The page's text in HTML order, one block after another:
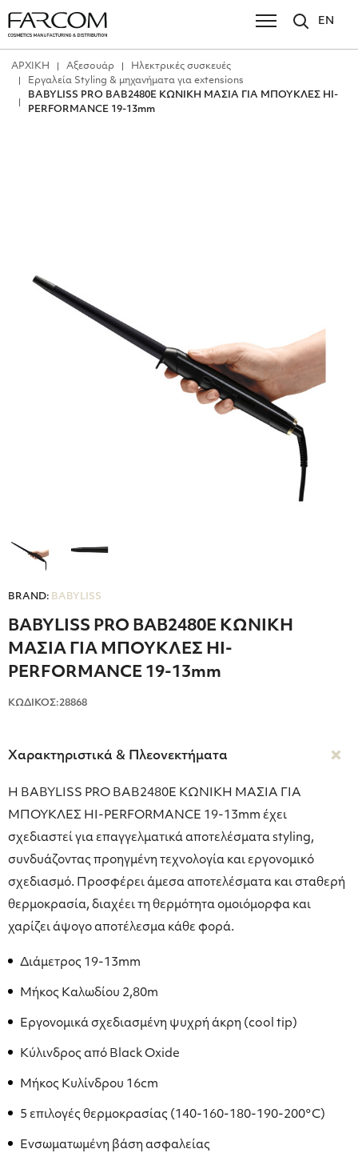
EN
ΑΡΧΙΚΗ Αξεσουάρ
Ηλεκτρικές συσκευές
Εργαλεία Styling & μηχανήματα για extensions
BABYLISS PRO ΒΑΒ2480Ε ΚΩΝΙΚΗ ΜΑΣΙΑ ΓΙΑ ΜΠΟΥΚΛΕΣ HI-
PERFORMANCE 19-13mm
BRAND: BABYLISS
BABYLISS PRO ΒΑΒ2480Ε ΚΩΝΙΚΗ
ΜΑΣΙΑ ΓΙΑ ΜΠΟΥΚΛΕΣ HI-
PERFORMANCE 19-13mm
ΚΩΔΙΚΟΣ:28868
Χαρακτηριστικά & Πλεονεκτήματα
Η BABYLISS PRO ΒΑΒ2480Ε ΚΩΝΙΚΗ ΜΑΣΙΑ ΓΙΑ
ΜΠΟΥΚΛΕΣ HI-PERFORMANCE 19-13mm έχει
σχεδιαστεί για επαγγελματικά αποτελέσματα styling,
συνδυάζοντας προηγμένη τεχνολογία και εργονομικό
σχεδιασμό. Προσφέρει άμεσα αποτελέσματα και σταθερή
θερμοκρασία, διαχέει τη θερμότητα ομοιόμορφα και
χαρίζει άψογο αποτέλεσμα κάθε φορά.
Διάμετρος 19-13mm
Μήκος Καλωδίου 2,80m
Eργονομικά σχεδιασμένη ψυχρή άκρη (cool tip)
Κύλινδρος από Black Oxide
Μήκος Κυλίνδρου 16cm
5 επιλογές θερμοκρασίας (140-160-180-190-200°C)
Ενσωματωμένη βάση ασφαλείας